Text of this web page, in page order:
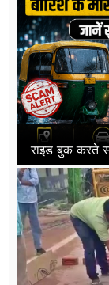
राइड बुक करते